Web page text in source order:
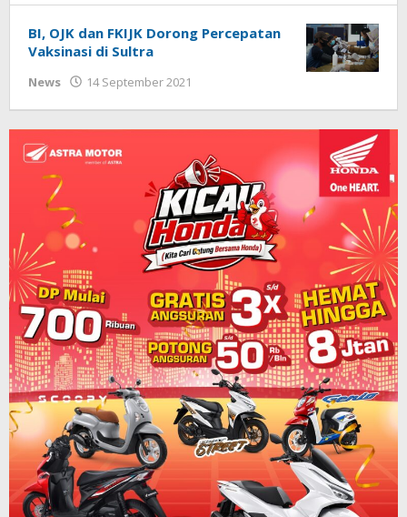
Kabar
BI, OJK dan FKIJK Dorong Percepatan
Vaksinasi di Sultra
News 14 September 2021
Kabar